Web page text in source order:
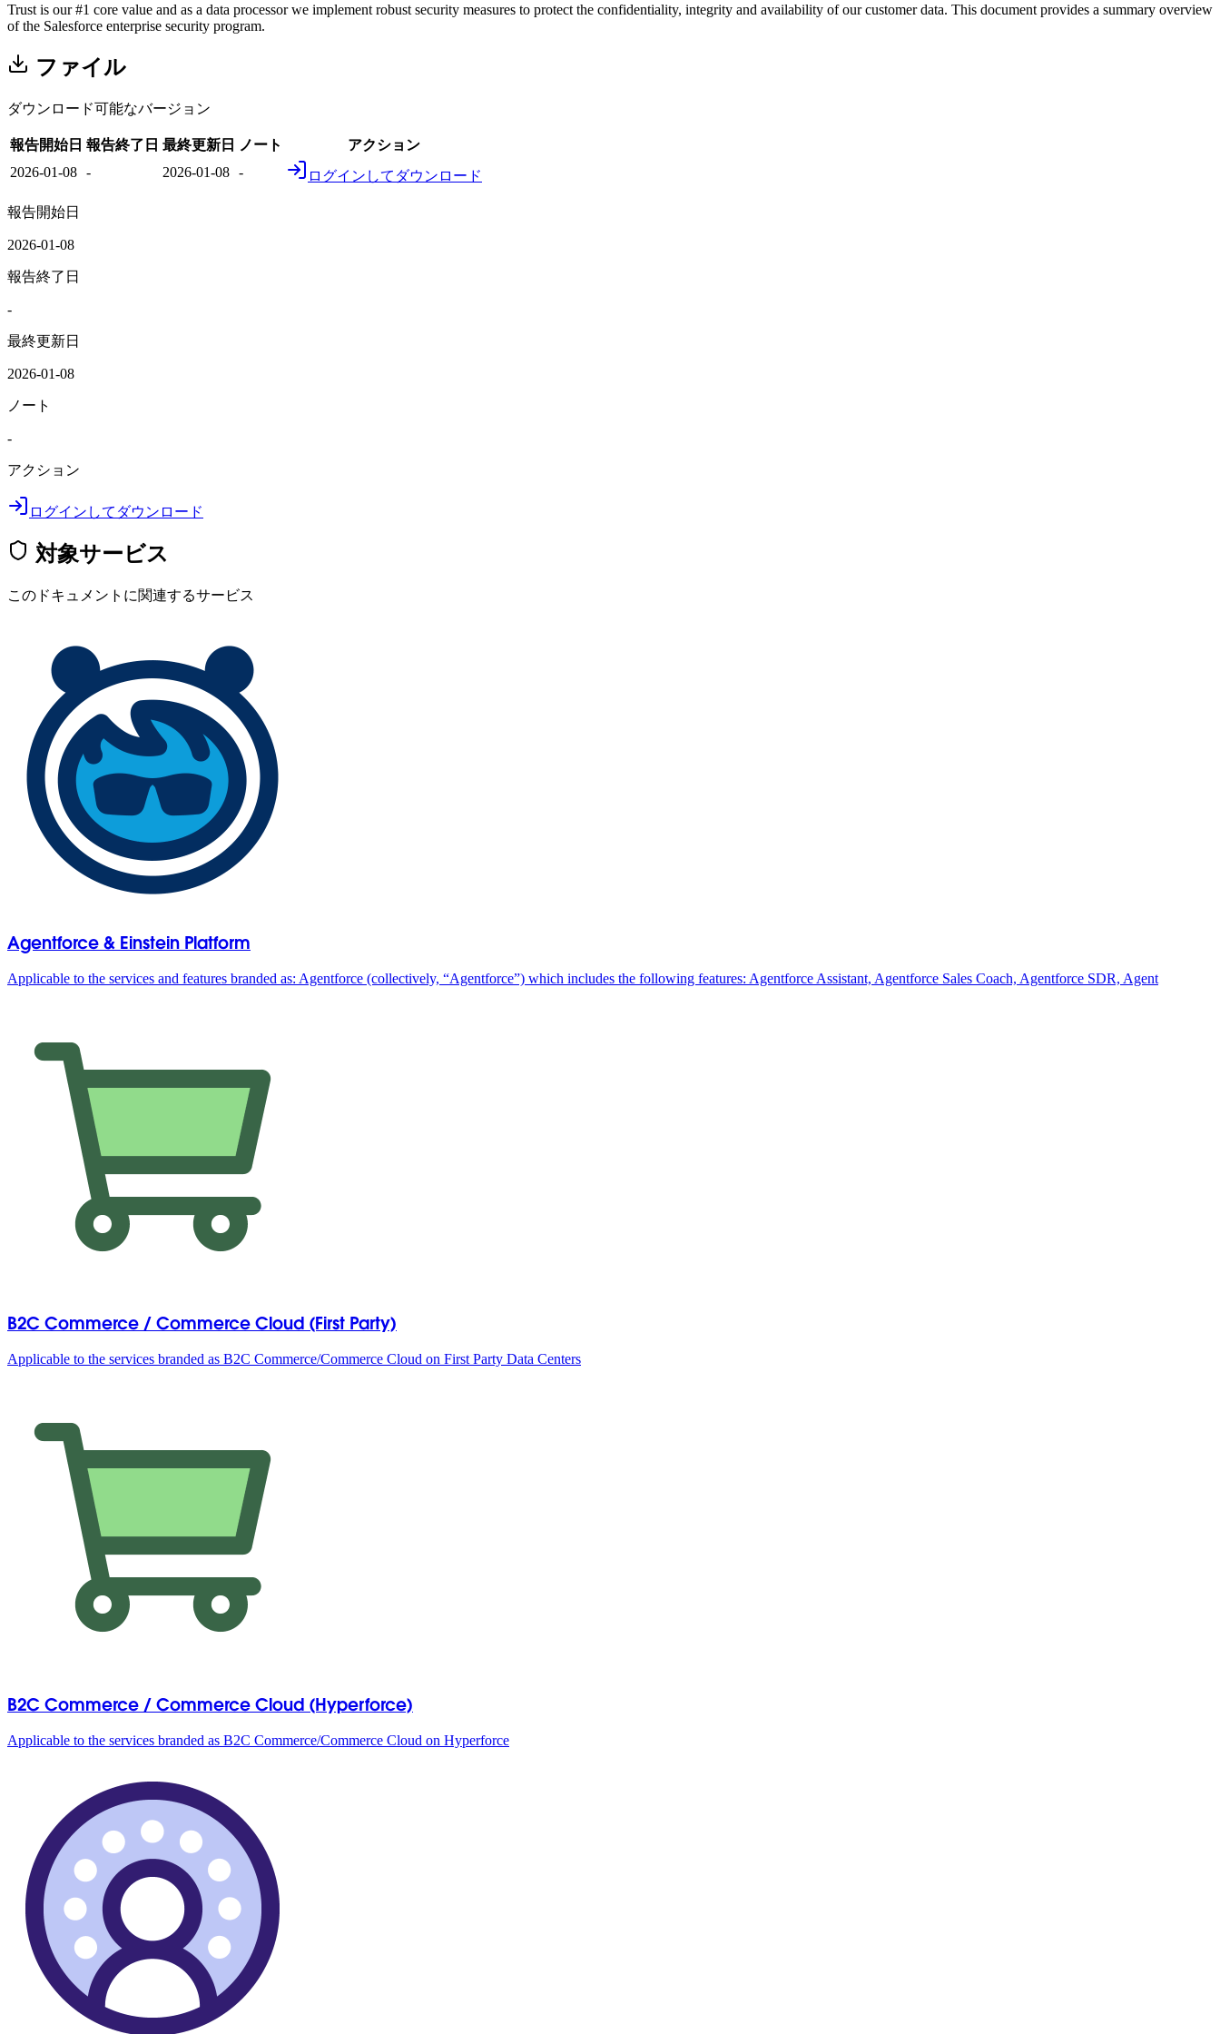
Trust is our #1 core value and as a data processor we implement robust security measures to protect the confidentiality, integrity and availability of our customer data. This document provides a summary overview
of the Salesforce enterprise security program.
ファイル
ダウンロード可能なバージョン
報告開始日 報告終了日 最終更新日 ノート
アクション
2026-01-08 - 2026-01-08 - ログインしてダウンロード
報告開始日
2026-01-08
報告終了日
-
最終更新日
2026-01-08
ノート
-
アクション
ログインしてダウンロード
対象サービス
このドキュメントに関連するサービス
Agentforce & Einstein Platform
Applicable to the services and features branded as: Agentforce (collectively, “Agentforce”) which includes the following features: Agentforce Assistant, Agentforce Sales Coach, Agentforce SDR, Agent
B2C Commerce / Commerce Cloud (First Party)
Applicable to the services branded as B2C Commerce/Commerce Cloud on First Party Data Centers
B2C Commerce / Commerce Cloud (Hyperforce)
Applicable to the services branded as B2C Commerce/Commerce Cloud on Hyperforce